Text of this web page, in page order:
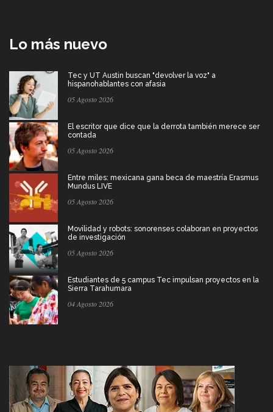
Lo más nuevo
Tec y UT Austin buscan "devolver la voz" a
hispanohablantes con afasia
05 Agosto 2026
El escritor que dice que la derrota también merece ser
contada
05 Agosto 2026
Entre miles: mexicana gana beca de maestría Erasmus
Mundus LIVE
05 Agosto 2026
Movilidad y robots: sonorenses colaboran en proyectos
de investigación
05 Agosto 2026
Estudiantes de 5 campus Tec impulsan proyectos en la
Sierra Tarahumara
04 Agosto 2026